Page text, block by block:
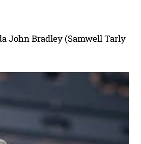
John Bradley (Samwell Tarly